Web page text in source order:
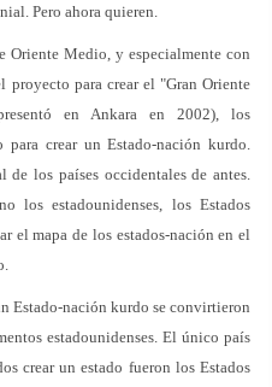
Pero ahora quieren.
Medio, y especialmente con
proyecto para crear el "Gran Oriente
en Ankara en 2002), los
para crear un Estado-nación kurdo.
los países occidentales de antes.
los estadounidenses, los Estados
el mapa de los estados-nación en el
Estado-nación kurdo se convirtieron
estadounidenses. El único país
crear un estado fueron los Estados